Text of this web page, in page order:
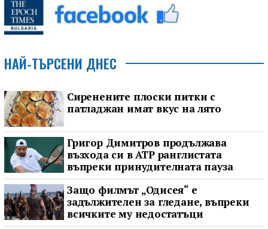
НАЙ-ТЪРСЕНИ ДНЕС
Сиренените плоски питки с
патладжан имат вкус на лято
Григор Димитров продължава
възхода си в ATP ранглистата
въпреки принудителната пауза
Защо филмът „Одисея“ е
задължителен за гледане, въпреки
всичките му недостатъци